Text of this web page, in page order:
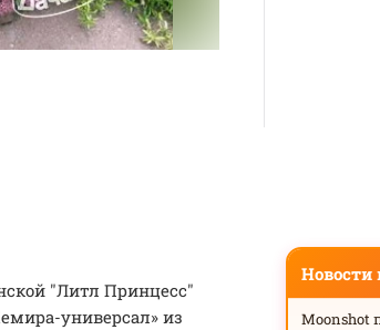
"Литл Принцесс"
универсал» из
Новости
Moonshot